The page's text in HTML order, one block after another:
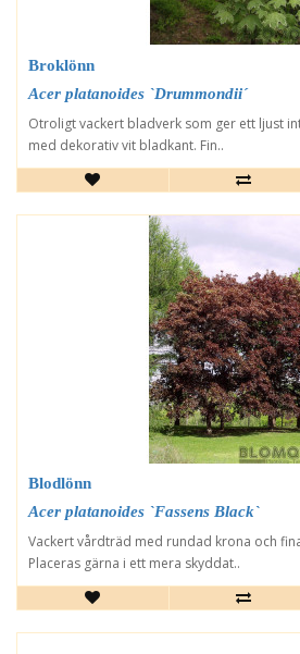
Broklönn
Acer platanoides `Drummondii´
Otroligt vackert bladverk som ger ett ljust
med dekorativ vit bladkant. Fin..
Blodlönn
Acer platanoides `Fassens Black`
Vackert vårdträd med rundad krona och
Placeras gärna i ett mera skyddat..